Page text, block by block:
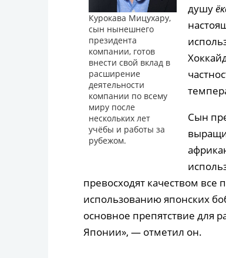
Курокава Мицухару,
сын нынешнего
президента
компании, готов
внести свой вклад в
расширение
деятельности
компании по всему
миру после
нескольких лет
учёбы и работы за
рубежом.
душу
Сын
превосходят качеством
использованию японских
основное препятствие для
Японии», — отметил он.